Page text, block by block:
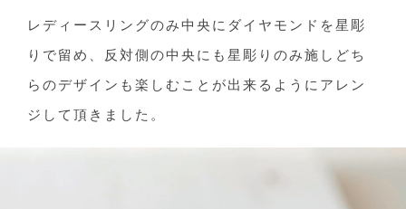
レディースリングのみ中央にダイヤモンドを星彫
りで留め、反対側の中央にも星彫りのみ施しどち
らのデザインも楽しむことが出来るようにアレン
ジして頂きました。